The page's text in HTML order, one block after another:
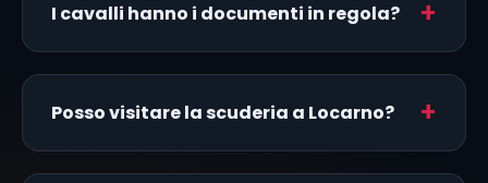
I cavalli hanno i documenti in regola?
Posso visitare la scuderia a Locarno?